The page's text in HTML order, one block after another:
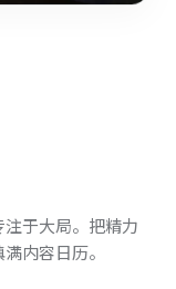
于大局。把精力
内容日历。